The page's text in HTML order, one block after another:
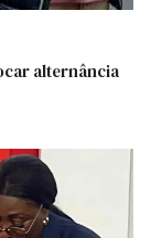
alternância